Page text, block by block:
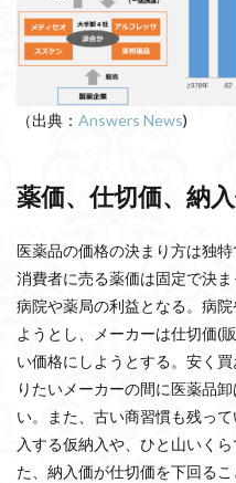
（出典： Answers News)
薬価、仕切価、納
医薬品の価格の決まり方は独
消費者に売る薬価は固定で決
病院や薬局の利益となる。病
ようとし、メーカーは仕切価(
い価格にしようとする。安く
りたいメーカーの間に医薬品
い。また、古い商習慣も残っ
入する仮納入や、ひと山いく
た、 納入価が仕切価を下回る